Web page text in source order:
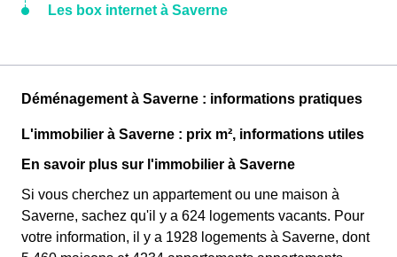
Les box internet à Saverne
Déménagement à Saverne : informations pratiques
L'immobilier à Saverne : prix m², informations utiles
En savoir plus sur l'immobilier à Saverne
Si vous cherchez un appartement ou une maison à
Saverne, sachez qu'il y a 624 logements vacants. Pour
votre information, il y a 1928 logements à Saverne, dont